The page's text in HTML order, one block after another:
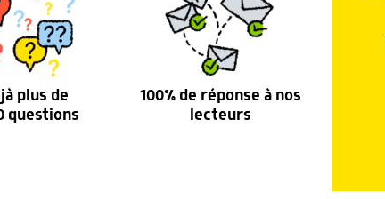
plus de
questions
100% de réponse à nos
lecteurs